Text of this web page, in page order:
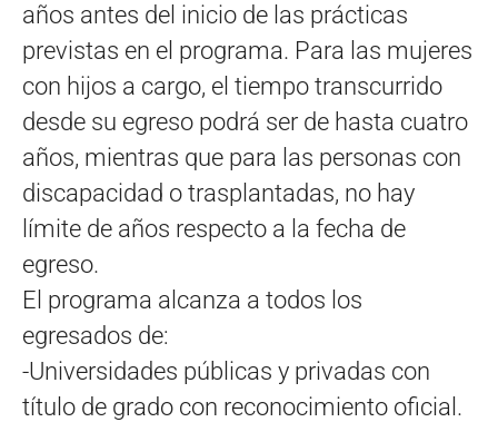
años antes del inicio de las prácticas
previstas en el programa. Para las mujeres
con hijos a cargo, el tiempo transcurrido
desde su egreso podrá ser de hasta cuatro
años, mientras que para las personas con
discapacidad o trasplantadas, no hay
límite de años respecto a la fecha de
egreso.
El programa alcanza a todos los
egresados de:
-Universidades públicas y privadas con
título de grado con reconocimiento oficial.